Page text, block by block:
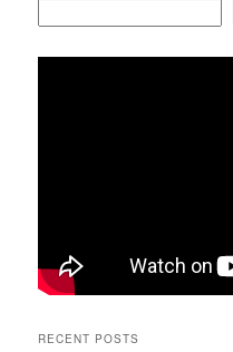
RECENT POSTS